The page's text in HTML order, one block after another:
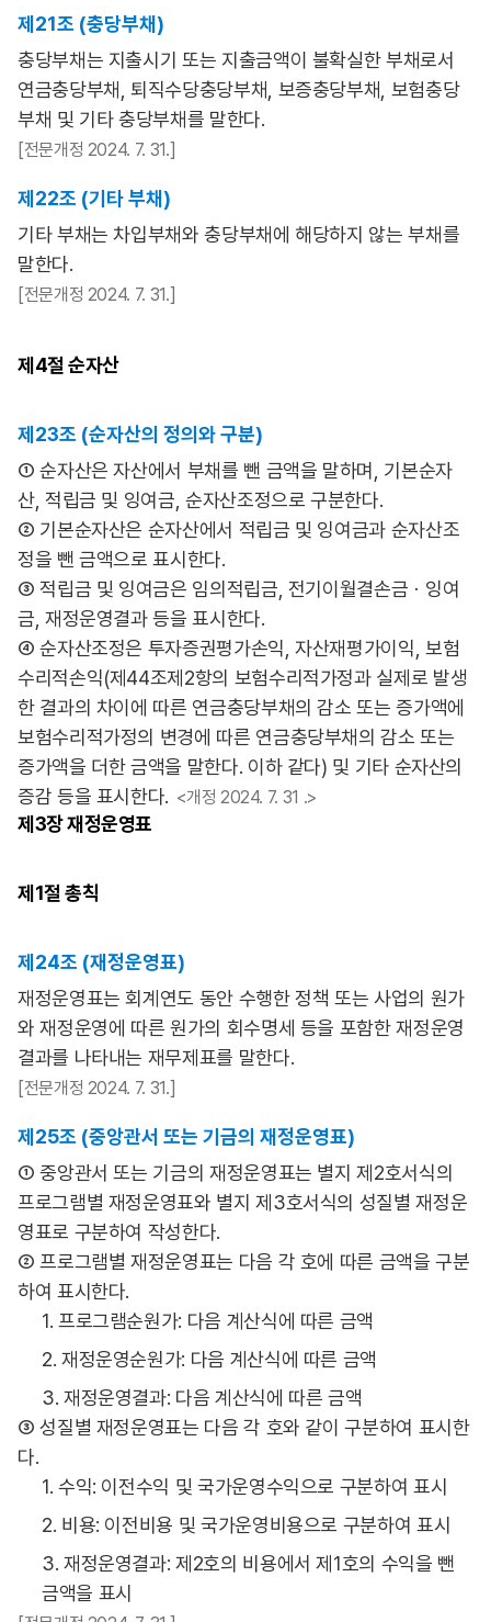
제21조 (충당부채)
충당부채는 지출시기 또는 지출금액이 불확실한 부채로서
연금충당부채, 퇴직수당충당부채, 보증충당부채, 보험충당
부채 및 기타 충당부채를 말한다.
[전문개정 2024. 7. 31.]
제22조 (기타 부채)
기타 부채는 차입부채와 충당부채에 해당하지 않는 부채를
말한다.
[전문개정 2024. 7. 31.]
제4절 순자산
제23조 (순자산의 정의와 구분)
① 순자산은 자산에서 부채를 뺀 금액을 말하며, 기본순자
산, 적립금 및 잉여금, 순자산조정으로 구분한다.
② 기본순자산은 순자산에서 적립금 및 잉여금과 순자산조
정을 뺀 금액으로 표시한다.
③ 적립금 및 잉여금은 임의적립금, 전기이월결손금ㆍ잉여
금, 재정운영결과 등을 표시한다.
④ 순자산조정은 투자증권평가손익, 자산재평가이익, 보험
수리적손익(제44조제2항의 보험수리적가정과 실제로 발생
한 결과의 차이에 따른 연금충당부채의 감소 또는 증가액에
보험수리적가정의 변경에 따른 연금충당부채의 감소 또는
증가액을 더한 금액을 말한다. 이하 같다) 및 기타 순자산의
증감 등을 표시한다. <개정 2024. 7. 31 .>
제3장재정운영표
제1절 총칙
제24조 (재정운영표)
재정운영표는 회계연도 동안 수행한 정책 또는 사업의 원가
와 재정운영에 따른 원가의 회수명세 등을 포함한 재정운영
결과를 나타내는 재무제표를 말한다.
[전문개정 2024. 7. 31.]
제25조 (중앙관서 또는 기금의 재정운영표)
① 중앙관서 또는 기금의 재정운영표는 별지 제2호서식의
프로그램별 재정운영표와 별지 제3호서식의 성질별 재정운
영표로 구분하여 작성한다.
② 프로그램별 재정운영표는 다음 각 호에 따른 금액을 구분
하여 표시한다.
1. 프로그램순원가: 다음 계산식에 따른 금액
2. 재정운영순원가: 다음 계산식에 따른 금액
3. 재정운영결과: 다음 계산식에 따른 금액
③ 성질별 재정운영표는 다음 각 호와 같이 구분하여 표시한
다.
1. 수익: 이전수익 및 국가운영수익으로 구분하여 표시
2. 비용: 이전비용 및 국가운영비용으로 구분하여 표시
3. 재정운영결과: 제2호의 비용에서 제1호의 수익을 뺀
금액을 표시